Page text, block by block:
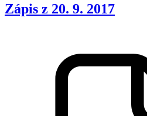
Zápis z 20. 9. 2017